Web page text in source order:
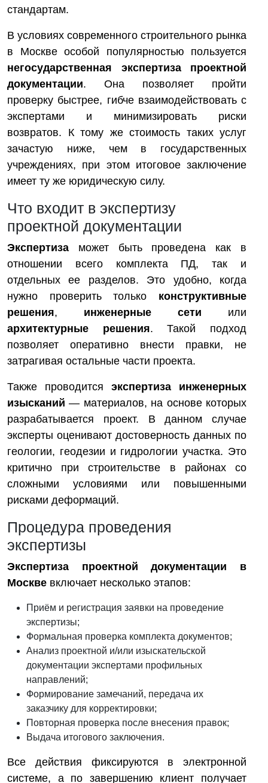
стандартам.
В условиях современного строительного рынка
в Москве особой популярностью пользуется
негосударственная экспертиза проектной
документации. Она позволяет пройти
проверку быстрее, гибче взаимодействовать с
экспертами и минимизировать риски
возвратов. К тому же стоимость таких услуг
зачастую ниже, чем в государственных
учреждениях, при этом итоговое заключение
имеет ту же юридическую силу.
Что входит в экспертизу
проектной документации
Экспертиза может быть проведена как в
отношении всего комплекта ПД, так и
отдельных ее разделов. Это удобно, когда
нужно проверить только конструктивные
решения, инженерные сети или
архитектурные решения. Такой подход
позволяет оперативно внести правки, не
затрагивая остальные части проекта.
Также проводится экспертиза инженерных
изысканий — материалов, на основе которых
разрабатывается проект. В данном случае
эксперты оценивают достоверность данных по
геологии, геодезии и гидрологии участка. Это
критично при строительстве в районах со
сложными условиями или повышенными
рисками деформаций.
Процедура проведения
экспертизы
Экспертиза проектной документации в
Москве включает несколько этапов:
Приём и регистрация заявки на проведение
экспертизы;
Формальная проверка комплекта документов;
Анализ проектной и/или изыскательской
документации экспертами профильных
направлений;
Формирование замечаний, передача их
заказчику для корректировки;
Повторная проверка после внесения правок;
Выдача итогового заключения.
Все действия фиксируются в электронной
системе, а по завершению клиент получает